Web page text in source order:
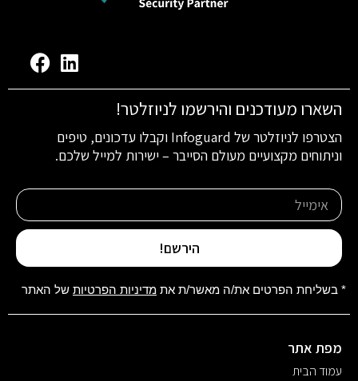
השארו מעודכנים והירשמו לניוזלטר!
הצטרפו לניוזלטר של Infoguard וקבלו עדכונים, טיפים
וניתוחים מקצועיים מעולם הסייבר – ישירות למייל שלכם.
הירשם!
* בשליחת הפרטים את/ה מאשר/ת את מדיניות הפרטיות של האתר
מפת אתר
עמוד הבית